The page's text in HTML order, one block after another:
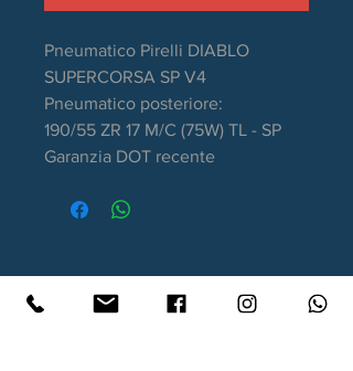
Pneumatico Pirelli DIABLO
SUPERCORSA SP V4
Pneumatico posteriore:
190/55 ZR 17 M/C (75W) TL - SP
Garanzia DOT recente